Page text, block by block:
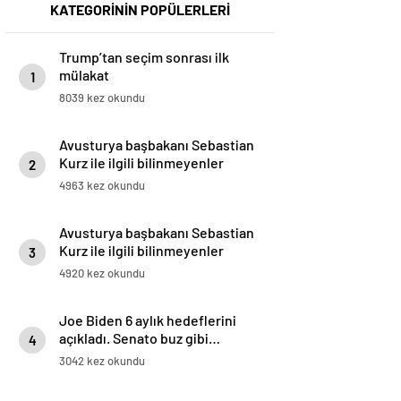
KATEGORİNİN POPÜLERLERİ
1
Trump’tan seçim sonrası ilk
mülakat
8039 kez okundu
2
Avusturya başbakanı Sebastian
Kurz ile ilgili bilinmeyenler
4963 kez okundu
3
Avusturya başbakanı Sebastian
Kurz ile ilgili bilinmeyenler
4920 kez okundu
4
Joe Biden 6 aylık hedeflerini
açıkladı. Senato buz gibi…
3042 kez okundu